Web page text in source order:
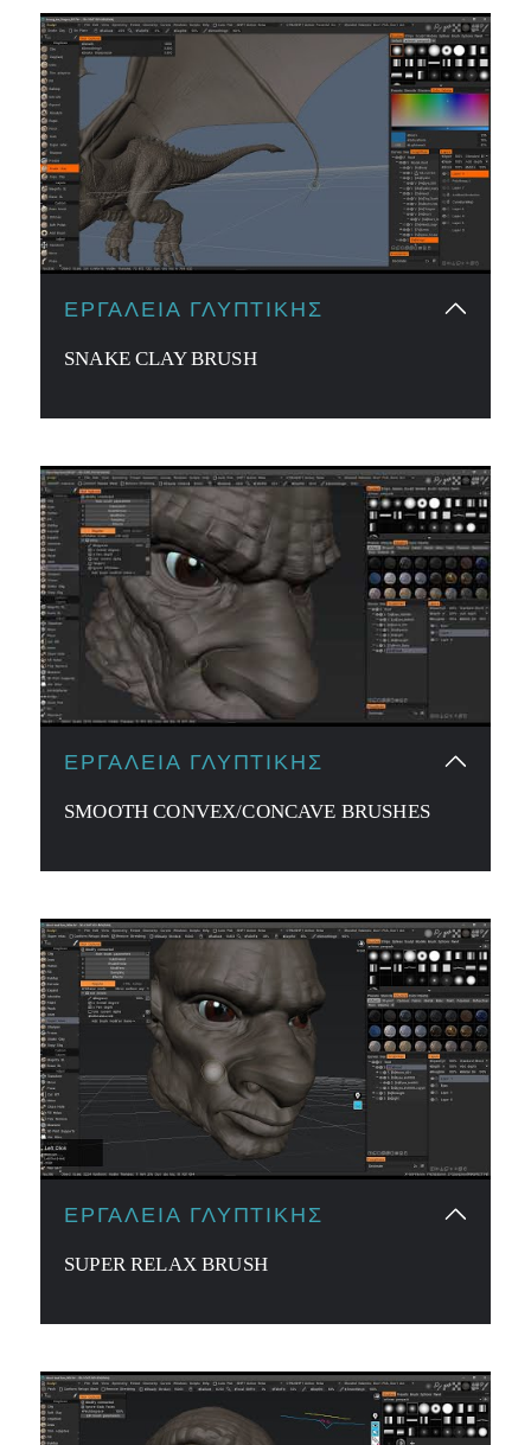
ΕΡΓΑΛΕΊΑ ΓΛΥΠΤΙΚΉΣ
SNAKE CLAY BRUSH
ΕΡΓΑΛΕΊΑ ΓΛΥΠΤΙΚΉΣ
SMOOTH CONVEX/CONCAVE BRUSHES
ΕΡΓΑΛΕΊΑ ΓΛΥΠΤΙΚΉΣ
SUPER RELAX BRUSH